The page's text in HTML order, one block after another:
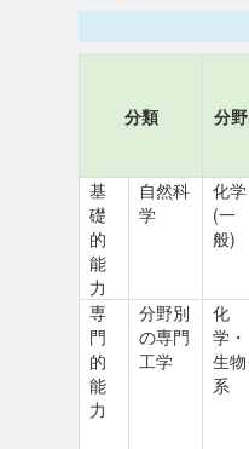
分類 分野
基
礎
的
能
力
自然科
学
化学
(一
般)
専
門
的
能
力
分野別
の専門
工学
化
学・
生物
系